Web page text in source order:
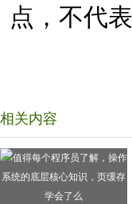
点，不代
相关内容